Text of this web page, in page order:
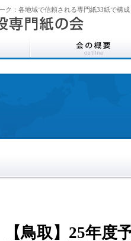
ク：各地域で信頼される専門紙33紙で構成
【鳥取】25年度